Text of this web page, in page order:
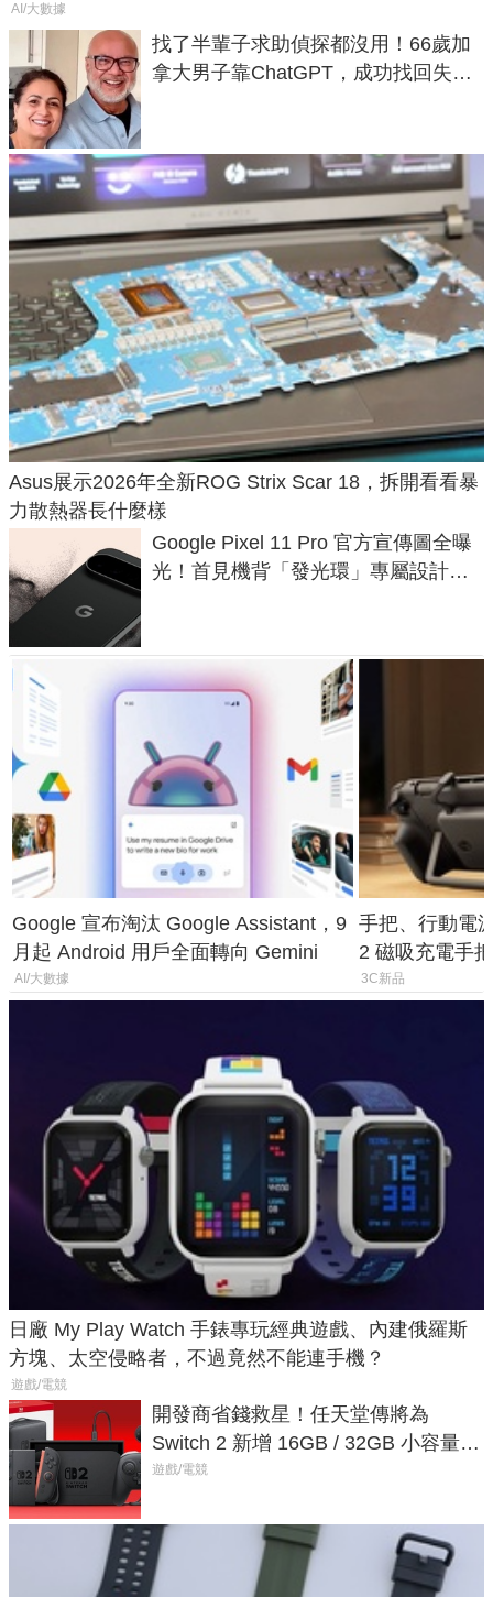
AI/大數據
找了半輩子求助偵探都沒用！66歲加
拿大男子靠ChatGPT，成功找回失散
Asus展示2026年全新ROG Strix Scar 18，拆開看看暴
力散熱器長什麼樣
Google Pixel 11 Pro 官方宣傳圖全曝
光！首見機背「發光環」專屬設計、
Google 宣布淘汰 Google Assistant，9
月起 Android 用戶全面轉向 Gemini
AI/大數據
手把、行動電
2 磁吸充電手
倍
3C新品
日廠 My Play Watch 手錶專玩經典遊戲、內建俄羅斯
方塊、太空侵略者，不過竟然不能連手機？
遊戲/電競
開發商省錢救星！任天堂傳將為
Switch 2 新增 16GB / 32GB 小容量遊
戲卡的選擇
遊戲/電競